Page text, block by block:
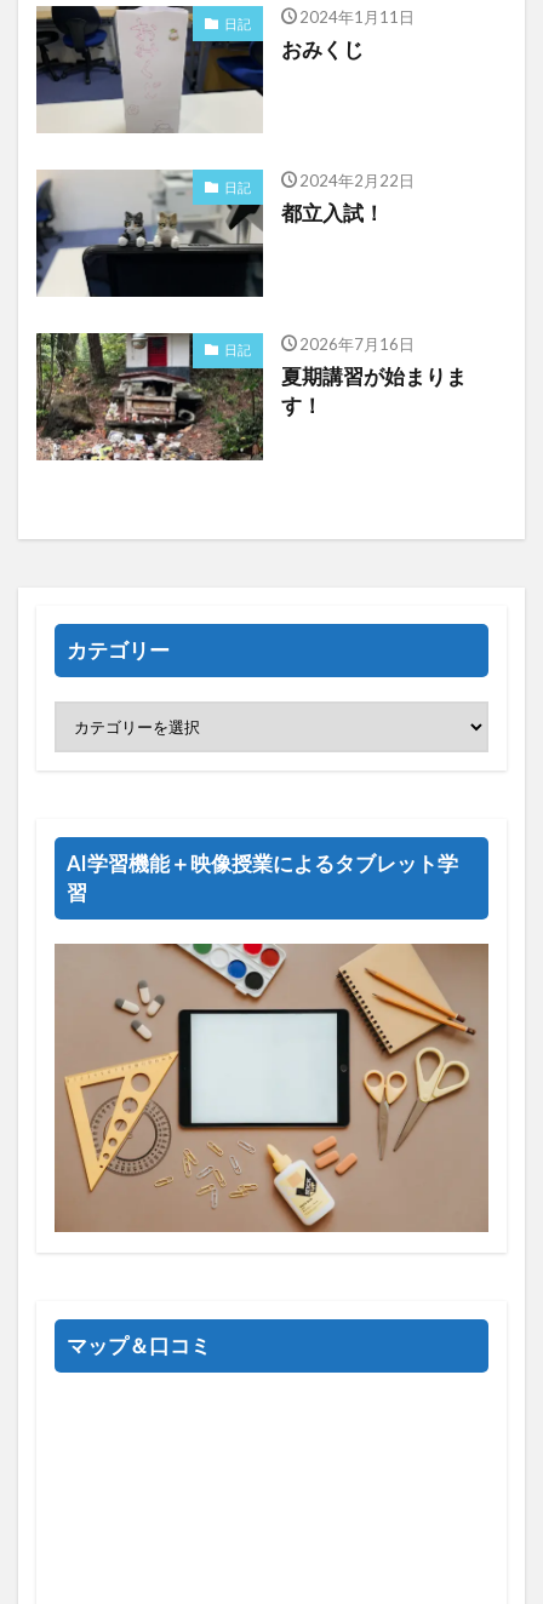
日記 2024年1月11日
おみくじ
日記 2024年2月22日
都立入試！
日記 2026年7月16日
夏期講習が始まりま
す！
カテゴリー
AI学習機能＋映像授業によるタブレット学
習
マップ＆口コミ